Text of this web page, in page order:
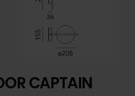
CAPTAIN